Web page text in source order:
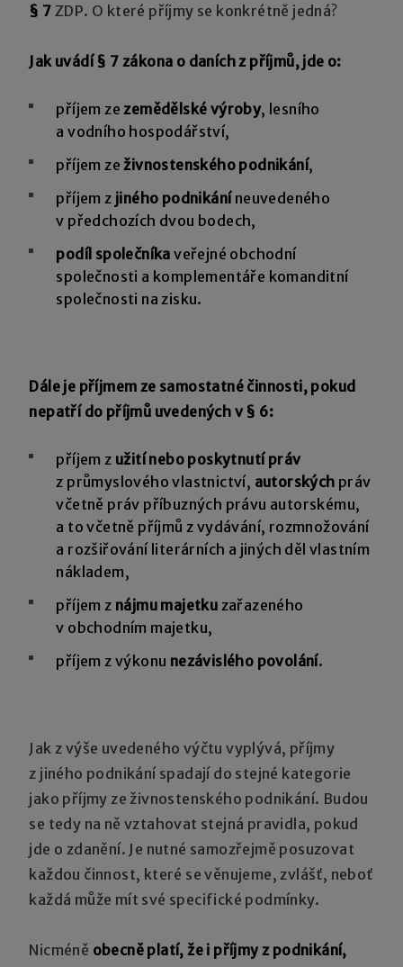
§ 7 ZDP. O které příjmy se konkrétně jedná?
Jak uvádí § 7 zákona o daních z příjmů, jde o:
příjem zezemědělské výroby, lesního
a vodního hospodářství,
příjem zeživnostenského podnikání,
příjem z jiného podnikáníneuvedeného
v předchozích dvou bodech,
podíl společníka veřejné obchodní
společnosti a komplementáře komanditní
společnosti na zisku.
Dále je příjmem ze samostatné činnosti, pokud
nepatří do příjmů uvedených v § 6:
příjem z užití nebo poskytnutí práv
z průmyslového vlastnictví, autorských práv
včetně práv příbuzných právu autorskému,
a to včetně příjmů z vydávání, rozmnožování
a rozšiřování literárních a jiných děl vlastním
nákladem,
příjem z nájmu majetku zařazeného
v obchodním majetku,
příjem z výkonu nezávislého povolání.
Jak z výše uvedeného výčtu vyplývá, příjmy
z jiného podnikání spadají do stejné kategorie
jako příjmy ze živnostenského podnikání. Budou
se tedy na ně vztahovat stejná pravidla, pokud
jde o zdanění. Je nutné samozřejmě posuzovat
každou činnost, které se věnujeme, zvlášť, neboť
každá může mít své specifické podmínky.
Nicméně obecně platí, že i příjmy z podnikání,